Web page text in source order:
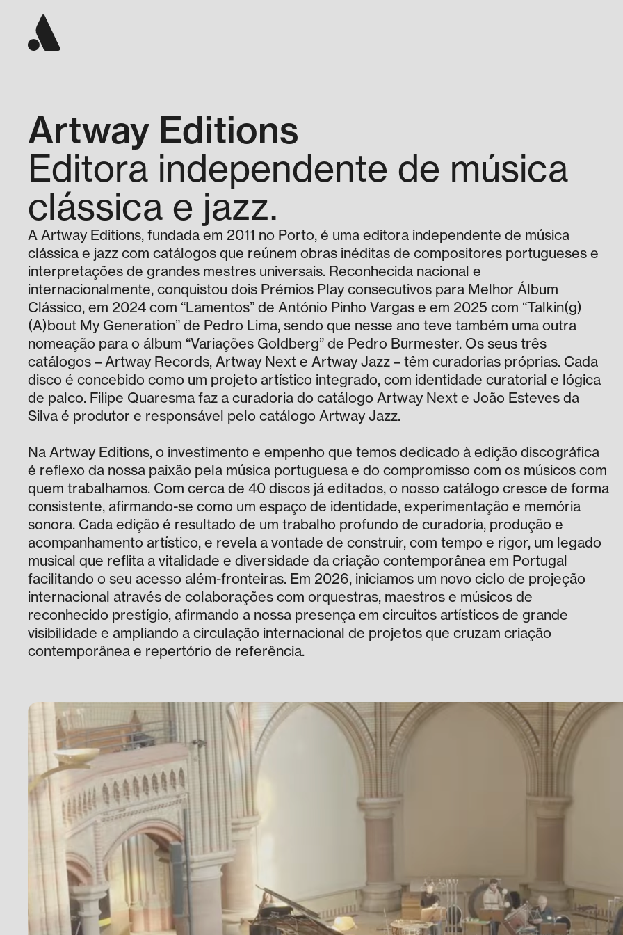
Artway Editions
Editora independente de música
clássica e jazz.
A Artway Editions, fundada em 2011 no Porto, é uma editora independente de música
clássica e jazz com catálogos que reúnem obras inéditas de compositores portugueses e
interpretações de grandes mestres universais. Reconhecida nacional e
internacionalmente, conquistou dois Prémios Play consecutivos para Melhor Álbum
Clássico, em 2024 com “Lamentos” de António Pinho Vargas e em 2025 com “Talkin(g)
(A)bout My Generation” de Pedro Lima, sendo que nesse ano teve também uma outra
nomeação para o álbum “Variações Goldberg” de Pedro Burmester. Os seus três
catálogos – Artway Records, Artway Next e Artway Jazz – têm curadorias próprias. Cada
disco é concebido como um projeto artístico integrado, com identidade curatorial e lógica
de palco. Filipe Quaresma faz a curadoria do catálogo Artway Next e João Esteves da
Silva é produtor e responsável pelo catálogo Artway Jazz.
Na Artway Editions, o investimento e empenho que temos dedicado à edição discográfica
é reflexo da nossa paixão pela música portuguesa e do compromisso com os músicos com
quem trabalhamos. Com cerca de 40 discos já editados, o nosso catálogo cresce de forma
consistente, afirmando-se como um espaço de identidade, experimentação e memória
sonora. Cada edição é resultado de um trabalho profundo de curadoria, produção e
acompanhamento artístico, e revela a vontade de construir, com tempo e rigor, um legado
musical que reflita a vitalidade e diversidade da criação contemporânea em Portugal
facilitando o seu acesso além-fronteiras. Em 2026, iniciamos um novo ciclo de projeção
internacional através de colaborações com orquestras, maestros e músicos de
reconhecido prestígio, afirmando a nossa presença em circuitos artísticos de grande
visibilidade e ampliando a circulação internacional de projetos que cruzam criação
contemporânea e repertório de referência.